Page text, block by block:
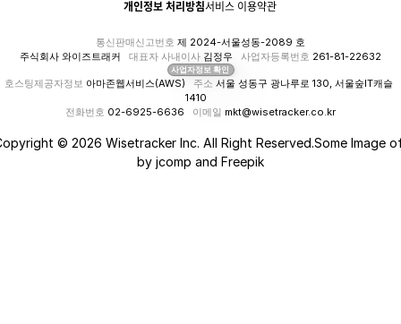
통신판매신고번호 제 2024-서울성동-2089 호
주식회사 와이즈트래커 대표자 사내이사 김정우 사업자등록번호 261-81-22632
사업자정보 확인
호스팅제공자정보 아마존웹서비스(AWS) 주소 서울 성동구 광나루로 130, 서울숲IT캐슬
1410
전화번호 02-6925-6636 이메일 mkt@wisetracker.co.kr
개인정보 처리방침서비스 이용약관
© 2026 Wisetracker Inc. All Right Reserved.Some Image
by jcomp and Freepik